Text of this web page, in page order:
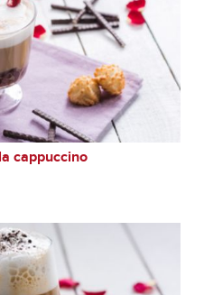
cappuccino